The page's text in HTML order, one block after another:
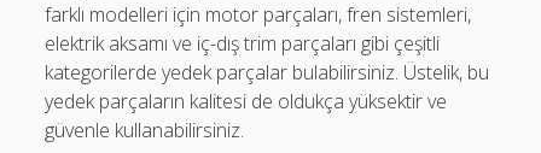
farklı modelleri için motor parçaları, fren sistemleri,
elektrik aksamı ve iç-dış trim parçaları gibi çeşitli
kategorilerde yedek parçalar bulabilirsiniz. Üstelik, bu
yedek parçaların kalitesi de oldukça yüksektir ve
güvenle kullanabilirsiniz.